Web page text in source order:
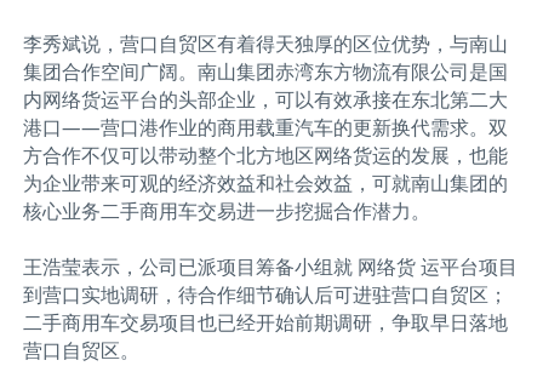
李秀斌说，营口自贸区有着得天独厚的区位优势，与南山
集团合作空间广阔。南山集团赤湾东方物流有限公司是国
内网络货运平台的头部企业，可以有效承接在东北第二大
港口——营口港作业的商用载重汽车的更新换代需求。双
方合作不仅可以带动整个北方地区网络货运的发展，也能
为企业带来可观的经济效益和社会效益，可就南山集团的
核心业务二手商用车交易进一步挖掘合作潜力。
王浩莹表示，公司已派项目筹备小组就 网络货 运平台项目
到营口实地调研，待合作细节确认后可进驻营口自贸区；
二手商用车交易项目也已经开始前期调研，争取早日落地
营口自贸区。